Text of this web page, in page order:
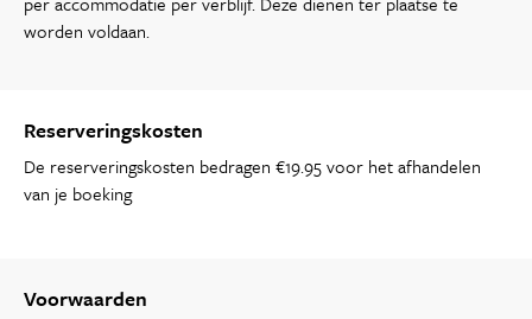
worden voldaan.
Reserveringskosten
De reserveringskosten bedragen €19.95 voor het afhandelen
van je boeking
Voorwaarden